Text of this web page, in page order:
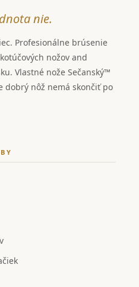
nie.
Profesionálne brúsenie
nožov and
Vlastné nože Sečanský™
dobrý nôž nemá skončiť po